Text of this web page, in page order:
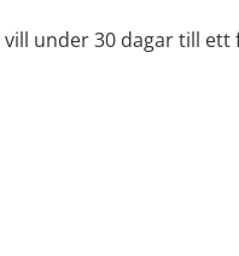
under 30 dagar till ett